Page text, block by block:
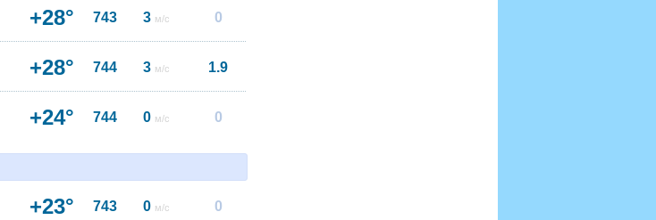
+28° 743 3 м/с 0
+28° 744 3 м/с 1.9
+24° 744 0 м/с 0
+23° 743 0 м/с 0